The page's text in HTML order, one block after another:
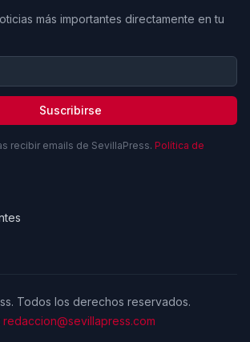
más importantes directamente en tu
Suscribirse
recibir emails de SevillaPress. Política de
Todos los derechos reservados.
redaccion@sevillapress.com